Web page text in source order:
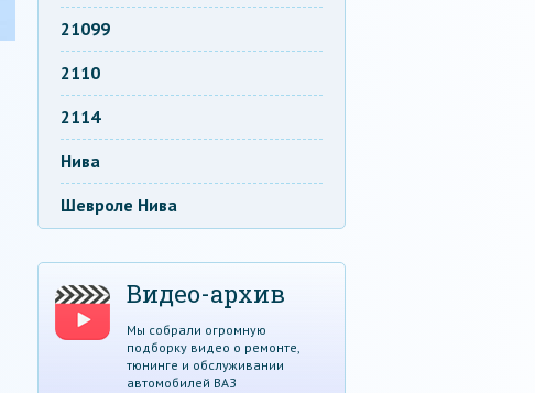
21099
2110
2114
Нива
Шевроле Нива
Видео-архив
Мы собрали огромную
подборку видео о ремонте,
тюнинге и обслуживании
автомобилей ВАЗ